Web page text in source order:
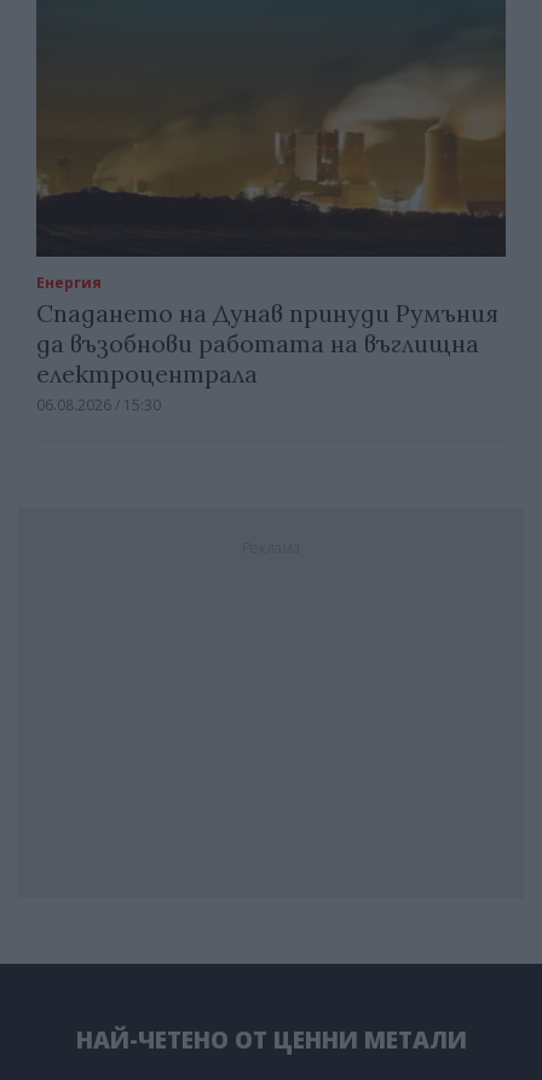
Енергия
Спадането на Дунав принуди Румъния
да възобнови работата на въглищна
електроцентрала
06.08.2026 / 15:30
НАЙ-ЧЕТЕНО ОТ ЦЕННИ МЕТАЛИ